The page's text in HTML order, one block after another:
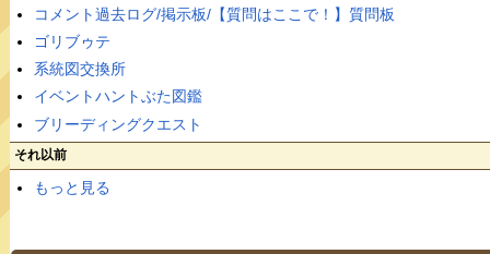
コメント過去ログ/掲示板/【質問はここで！】質問板
ゴリブゥテ
系統図交換所
イベントハントぶた図鑑
ブリーディングクエスト
それ以前
もっと見る